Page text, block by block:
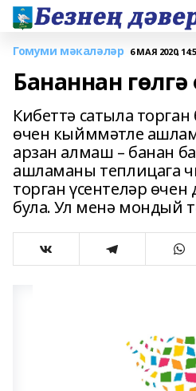
Гомуми мәкаләләр 6 МАЯ 2020,
Бананнан
Кибеттә сатыла
өчен кыйммәтле
арзан алмаш – банан
ашламаны теплицага
торган үсентеләр өчен
була. Ул менә мондый